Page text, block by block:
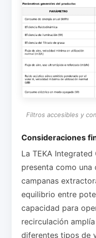
Filtros accesibles y
Consideraciones
La TEKA
presenta como
campanas
equilibrio entre
capacidad para
recirculación
diferentes tipos de